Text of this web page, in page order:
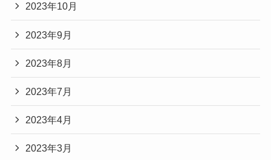
2023年10月
2023年9月
2023年8月
2023年7月
2023年4月
2023年3月